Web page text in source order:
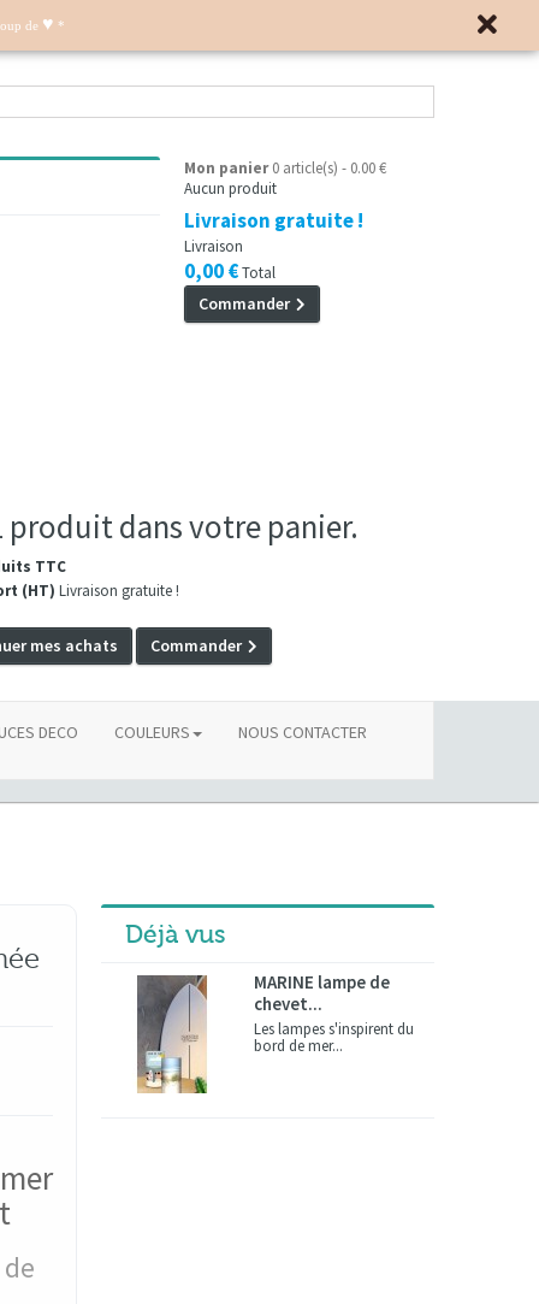
Mon panier 0 article(s) - 0.00 €
Aucun produit
Livraison gratuite !
Livraison
0,00 €Total
Commander
produit dans votre panier.
TTC
(HT) Livraison gratuite !
mes achats Commander
DECO COULEURS NOUS CONTACTER
Déjà vus
MARINE lampe de
chevet...
Les lampes s'inspirent du
bord de mer...
de ♥ *